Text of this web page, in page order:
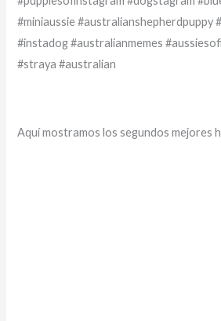
#miniaussie #australianshepherdpuppy
#instadog #australianmemes
#straya #australian
Aquí mostramos los segundos mejores